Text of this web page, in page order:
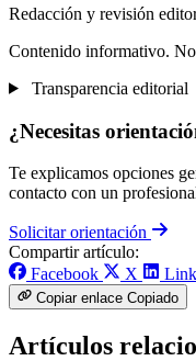
Redacción y revisión
Contenido informativo.
Transparencia editorial
¿Necesitas
Te explicamos opciones
contacto con un
Solicitar orientación
Compartir artículo:
Facebook
X
Copiar enlace Copiado
Artículos